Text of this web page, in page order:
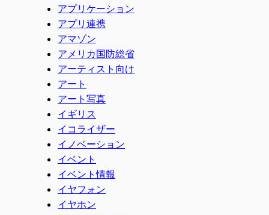
アプリケーション
アプリ連携
アマゾン
アメリカ国防総省
アーティスト向け
アート
アート写真
イギリス
イコライザー
イノベーション
イベント
イベント情報
イヤフォン
イヤホン